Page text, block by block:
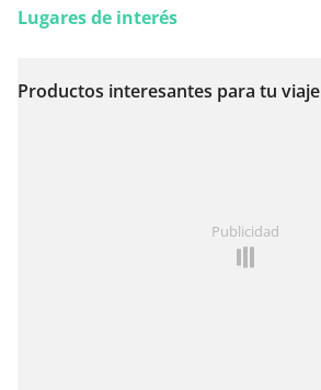
Ver en el mapa
Lugares de interés
Productos interesantes para tu viaje
Publicidad